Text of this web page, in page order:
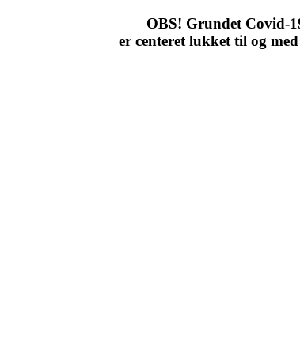
OBS! Grundet Covid-
er centeret lukket til og